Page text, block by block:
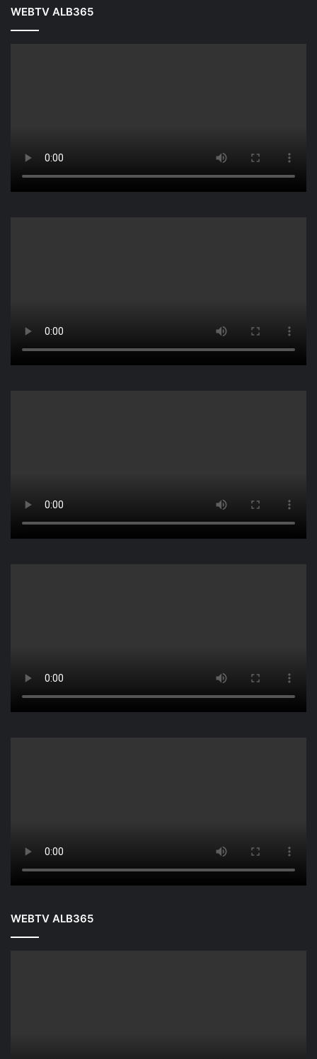
WEBTV ALB365
WEBTV ALB365